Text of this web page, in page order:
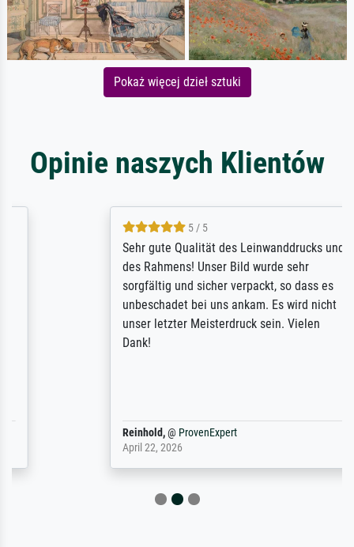
Pokaż więcej dzieł sztuki
Opinie naszych Klientów
5 / 5
Sehr gute Qualität des Leinwanddrucks und
des Rahmens! Unser Bild wurde sehr
sorgfältig und sicher verpackt, so dass es
unbeschadet bei uns ankam. Es wird nicht
unser letzter Meisterdruck sein. Vielen
ProvenExpert
April 22, 2026